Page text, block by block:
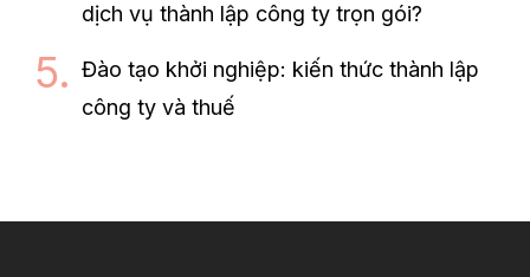
dịch vụ thành lập công ty trọn gói?
Đào tạo khởi nghiệp: kiến thức thành lập
công ty và thuế